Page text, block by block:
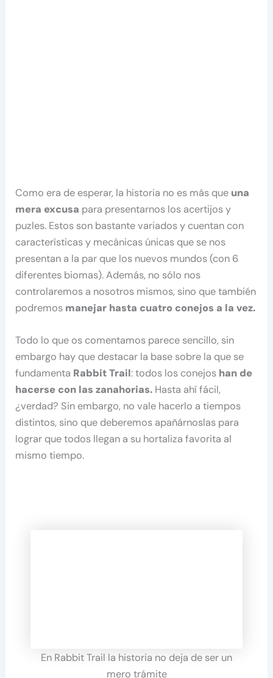
Como era de esperar, la historia no es más que una
mera excusa para presentarnos los acertijos y
puzles. Estos son bastante variados y cuentan con
características y mecánicas únicas que se nos
presentan a la par que los nuevos mundos (con 6
diferentes biomas). Además, no sólo nos
controlaremos a nosotros mismos, sino que también
podremos manejar hasta cuatro conejos a la vez.
Todo lo que os comentamos parece sencillo, sin
embargo hay que destacar la base sobre la que se
fundamenta Rabbit Trail: todos los conejos han de
hacerse con las zanahorias. Hasta ahí fácil,
¿verdad? Sin embargo, no vale hacerlo a tiempos
distintos, sino que deberemos apañárnoslas para
lograr que todos llegan a su hortaliza favorita al
mismo tiempo.
En Rabbit Trail la historia no deja de ser un
mero trámite